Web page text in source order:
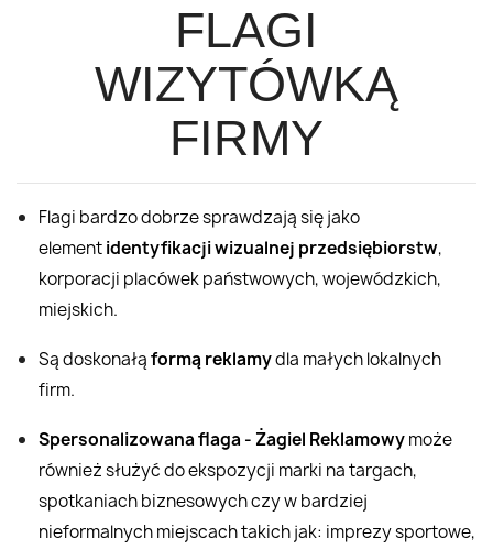
FLAGI
WIZYTÓWKĄ
FIRMY
Flagi bardzo dobrze sprawdzają się jako
elementidentyfikacji wizualnej przedsiębiorstw,
korporacji placówek państwowych, wojewódzkich,
miejskich.
Są doskonałąformą reklamydla małych lokalnych
firm.
Spersonalizowana flaga - Żagiel Reklamowymoże
również służyć do ekspozycji marki na targach,
spotkaniach biznesowych czy w bardziej
nieformalnych miejscach takich jak: imprezy sportowe,